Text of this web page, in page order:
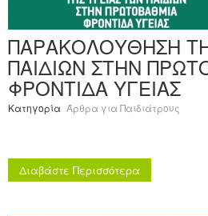
ΠΑΡΑΚΟΛΟΥΘΗΣΗ
ΠΑΙΔΙΩΝ ΣΤΗΝ
ΦΡΟΝΤΙΔΑ ΥΓΕΙΑΣ
Κατηγορία Άρθρα για Παιδιάτρους
Διαβάστε Περισσότερα
Επεξεργασία Προφίλ